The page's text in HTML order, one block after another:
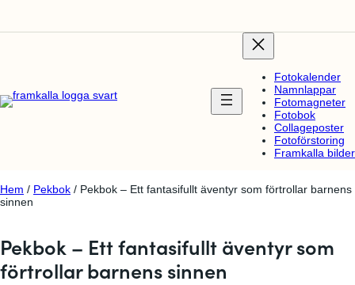
Fotokalender
Namnlappar
Fotomagneter
Fotobok
Collageposter
Fotoförstoring
Framkalla bilder
Hem / Pekbok / Pekbok – Ett fantasifullt äventyr som förtrollar barnens
sinnen
Pekbok – Ett fantasifullt äventyr som
förtrollar barnens sinnen